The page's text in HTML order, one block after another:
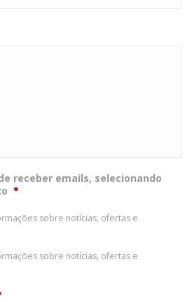
receber emails, selecionando
*
sobre notícias, ofertas e
sobre notícias, ofertas e